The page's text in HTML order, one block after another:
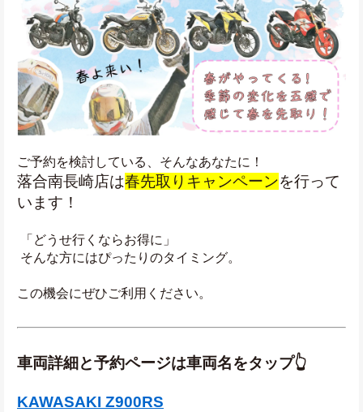
ご予約を検討している、そんなあなたに！
落合南長崎店は春先取りキャンペーンを行って
います！
「どうせ行くならお得に」
そんな方にはぴったりのタイミング。
この機会にぜひご利用ください。
車両詳細と予約ページは車両名をタップ👆
KAWASAKI Z900RS